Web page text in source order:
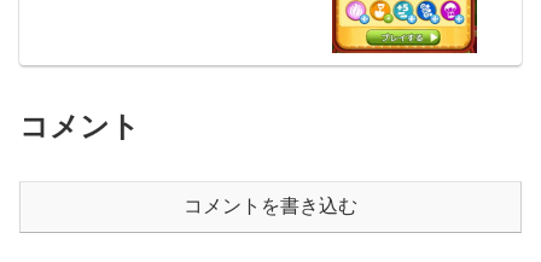
コメント
コメントを書き込む